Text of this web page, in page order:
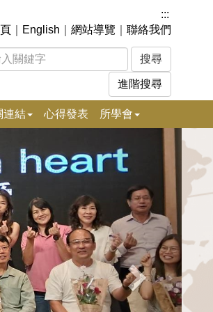
:::
｜ English 網站導覽 聯絡我們
進階搜尋
連結 心得發表 所學會
張